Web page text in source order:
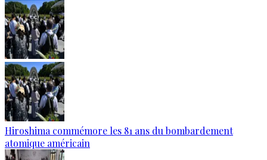
Hiroshima commémore les 81 ans du bombardement
atomique américain